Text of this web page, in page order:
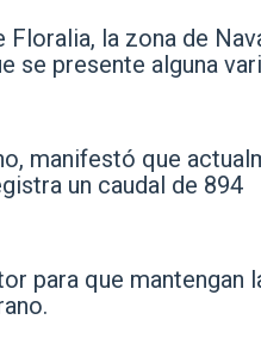
la zona de
se presente alguna
manifestó que
un caudal de 894
para que mantengan